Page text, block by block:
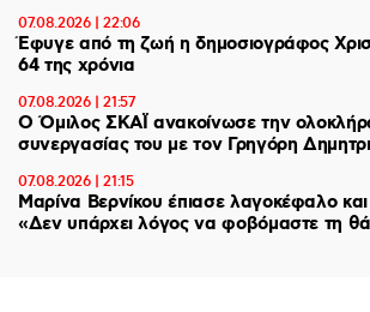
07.08.2026 | 22:06
Έφυγε από τη ζωή η δημοσιογράφος
64 της χρόνια
07.08.2026 | 21:57
Ο Όμιλος ΣΚΑΪ ανακοίνωσε την
συνεργασίας του με τον Γρηγόρη
07.08.2026 | 21:15
Μαρίνα Βερνίκου έπιασε λαγοκέφαλο
«Δεν υπάρχει λόγος να φοβόμαστε τη